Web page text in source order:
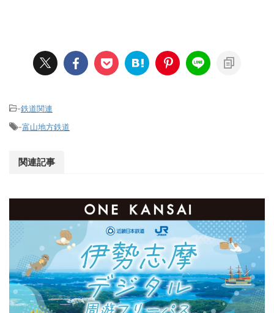
-鉄道関連
-富山地方鉄道
関連記事